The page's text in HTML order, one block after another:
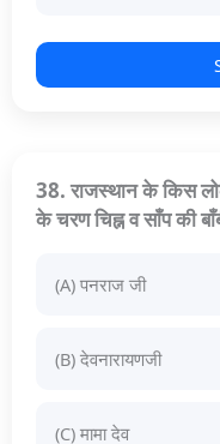
38. राजस्थान के किस
के चरण चिह्न व साँप की
(A) पनराज जी
(B) देवनारायणजी
(C) मामा देव